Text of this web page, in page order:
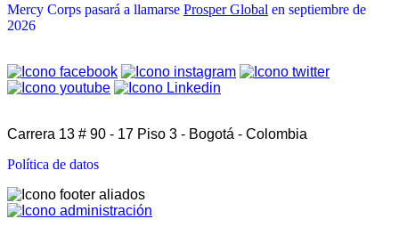
Mercy Corps pasará a llamarse Prosper Global en septiembre de
2026
Carrera 13 # 90 - 17 Piso 3 - Bogotá - Colombia
Política de datos